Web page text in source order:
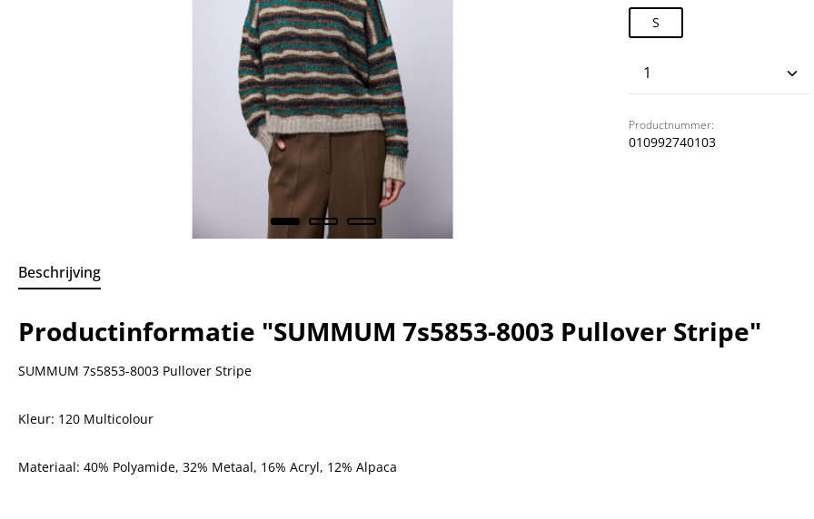
S
Productnummer:
010992740103
Beschrijving
Productinformatie "SUMMUM 7s5853-8003 Pullover Stripe"
SUMMUM 7s5853-8003 Pullover Stripe
Kleur: 120 Multicolour
Materiaal: 40% Polyamide, 32% Metaal, 16% Acryl, 12% Alpaca